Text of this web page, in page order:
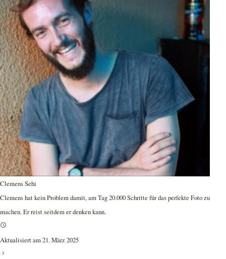
Clemens Sehi
Clemens hat kein Problem damit, am Tag 20.000 Schritte für das perfekte Foto zu
machen. Er reist seitdem er denken kann.
Aktualisiert am 21. März 2025